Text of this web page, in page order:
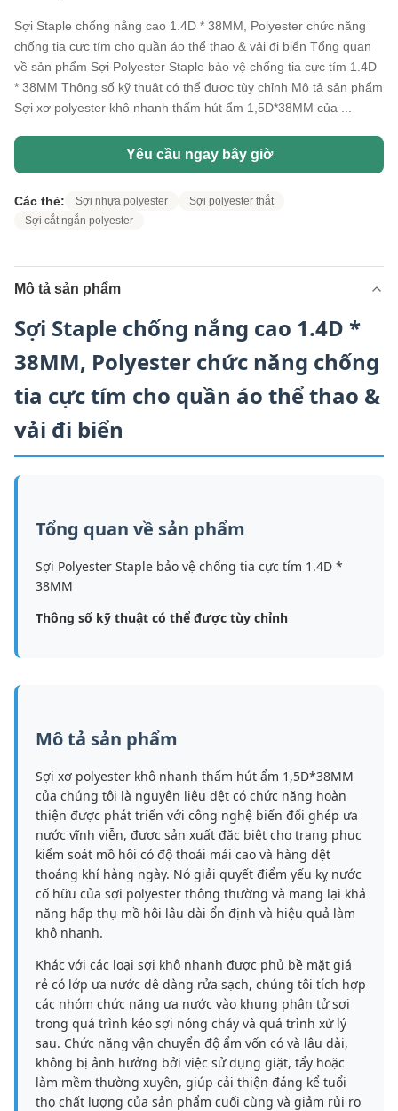
Sợi Staple chống nắng cao 1.4D * 38MM, Polyester chức năng
chống tia cực tím cho quần áo thể thao & vải đi biển Tổng quan
về sản phẩm Sợi Polyester Staple bảo vệ chống tia cực tím 1.4D
* 38MM Thông số kỹ thuật có thể được tùy chỉnh Mô tả sản phẩm
Sợi xơ polyester khô nhanh thấm hút ẩm 1,5D*38MM của ...
Yêu cầu ngay bây giờ
Các thẻ: Sợi nhựa polyester
Sợi polyester thắt
Sợi cắt ngắn polyester
Mô tả sản phẩm
Sợi Staple chống nắng cao 1.4D *
38MM, Polyester chức năng chống
tia cực tím cho quần áo thể thao &
vải đi biển
Tổng quan về sản phẩm
Sợi Polyester Staple bảo vệ chống tia cực tím 1.4D *
38MM
Thông số kỹ thuật có thể được tùy chỉnh
Mô tả sản phẩm
Sợi xơ polyester khô nhanh thấm hút ẩm 1,5D*38MM
của chúng tôi là nguyên liệu dệt có chức năng hoàn
thiện được phát triển với công nghệ biến đổi ghép ưa
nước vĩnh viễn, được sản xuất đặc biệt cho trang phục
kiểm soát mồ hôi có độ thoải mái cao và hàng dệt
thoáng khí hàng ngày. Nó giải quyết điểm yếu kỵ nước
cố hữu của sợi polyester thông thường và mang lại khả
năng hấp thụ mồ hôi lâu dài ổn định và hiệu quả làm
khô nhanh.
Khác với các loại sợi khô nhanh được phủ bề mặt giá
rẻ có lớp ưa nước dễ dàng rửa sạch, chúng tôi tích hợp
các nhóm chức năng ưa nước vào khung phân tử sợi
trong quá trình kéo sợi nóng chảy và quá trình xử lý
sau. Chức năng vận chuyển độ ẩm vốn có và lâu dài,
không bị ảnh hưởng bởi việc sử dụng giặt, tẩy hoặc
làm mềm thường xuyên, giúp cải thiện đáng kể tuổi
thọ chất lượng của sản phẩm cuối cùng và giảm rủi ro